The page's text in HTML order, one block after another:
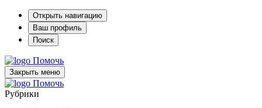
Открыть навигацию
Ваш профиль
Поиск
Помочь
Закрыть меню
Помочь
Рубрики